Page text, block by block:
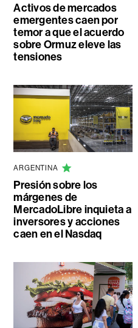
Activos de mercados
emergentes caen por
temor a que el acuerdo
sobre Ormuz eleve las
tensiones
ARGENTINA
Presión sobre los
márgenes de
MercadoLibre inquieta a
inversores y acciones
caen en el Nasdaq